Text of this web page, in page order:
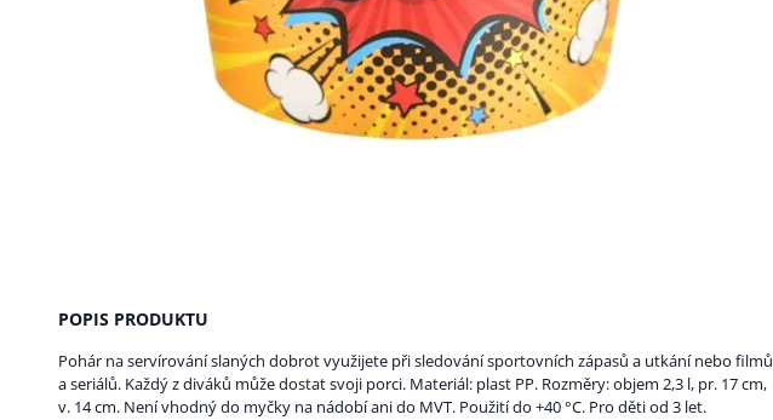
POPIS PRODUKTU
Pohár na servírování slaných dobrot využijete při sledování sportovních zápasů a utkání nebo filmů
a seriálů. Každý z diváků může dostat svoji porci. Materiál: plast PP. Rozměry: objem 2,3 l, pr. 17 cm,
v. 14 cm. Není vhodný do myčky na nádobí ani do MVT. Použití do +40 °C. Pro děti od 3 let.